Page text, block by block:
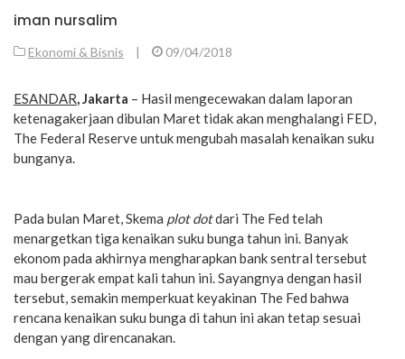
iman nursalim
Ekonomi & Bisnis | 09/04/2018
ESANDAR , Jakarta – Hasil mengecewakan dalam laporan
ketenagakerjaan dibulan Maret tidak akan menghalangi FED,
The Federal Reserve untuk mengubah masalah kenaikan suku
bunganya.
Pada bulan Maret, Skema plot dotdari The Fed telah
menargetkan tiga kenaikan suku bunga tahun ini. Banyak
ekonom pada akhirnya mengharapkan bank sentral tersebut
mau bergerak empat kali tahun ini. Sayangnya dengan hasil
tersebut, semakin memperkuat keyakinan The Fed bahwa
rencana kenaikan suku bunga di tahun ini akan tetap sesuai
dengan yang direncanakan.